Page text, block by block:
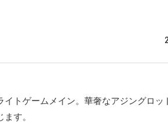
イトゲームメイン。華奢なアジングロッ
す。